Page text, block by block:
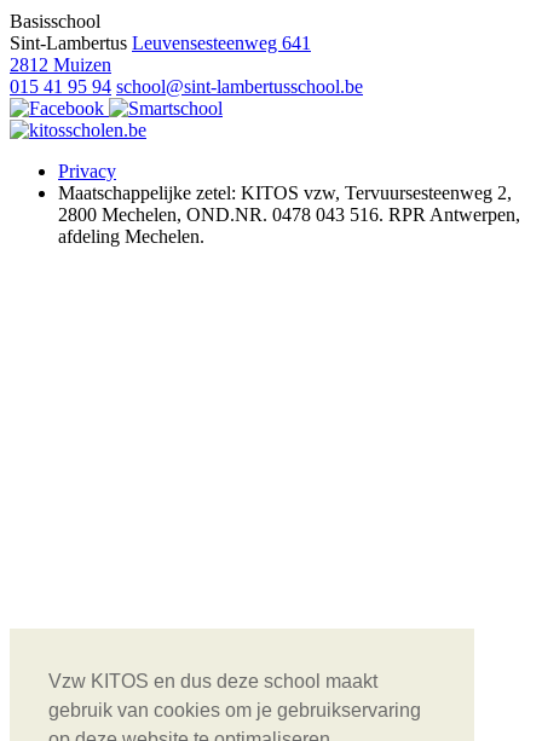
Vzw KITOS en dus deze school maakt
gebruik van cookies om je gebruikservaring
Basisschool
Sint-Lambertus Leuvensesteenweg 641
2812 Muizen
015 41 95 94 school@sint-lambertusschool.be
Privacy
Maatschappelijke zetel: KITOS vzw, Tervuursesteenweg 2,
2800 Mechelen, OND.NR. 0478 043 516. RPR Antwerpen,
afdeling Mechelen.